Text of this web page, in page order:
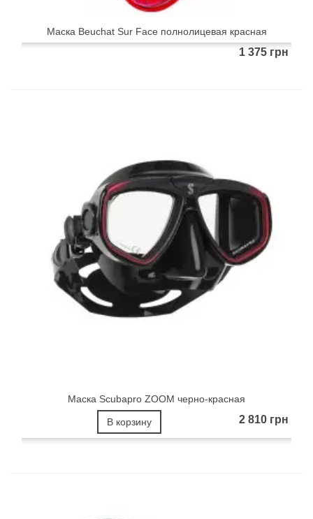
Маска Beuchat Sur Face полнолицевая красная
1 375 грн
Маска Scubapro ZOOM черно-красная
2 810 грн
В корзину